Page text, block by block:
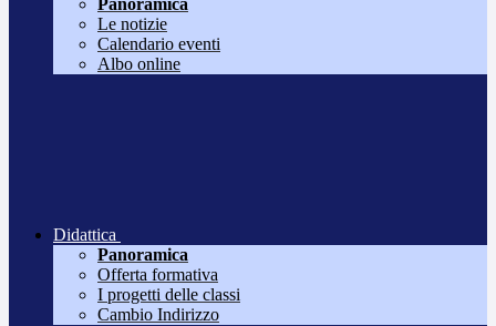
Panoramica
Le notizie
Calendario eventi
Albo online
Didattica
Panoramica
Offerta formativa
I progetti delle classi
Cambio Indirizzo